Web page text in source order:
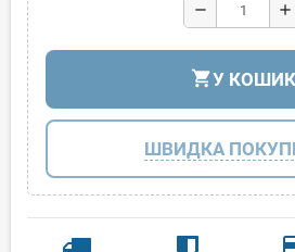
remove add
shopping_cartУ КОШИК
ШВИДКА